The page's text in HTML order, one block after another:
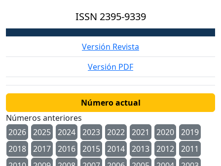
ISSN 2395-9339
Versión Revista
Versión PDF
Número actual
Números anteriores
2026
2025 2024 2023 2022 2021 2020
2019
2018
2017 2016 2015 2014 2013 2012
2011